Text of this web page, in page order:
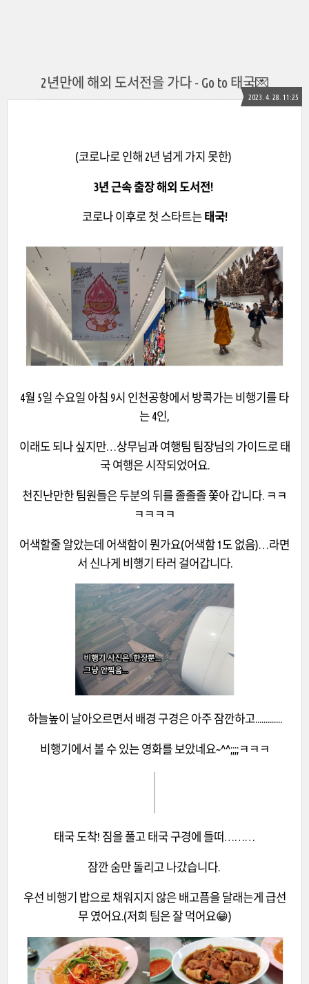
2년만에 해외 도서전을 가다 - Go to 태국💌
2023. 4. 28. 11:25
(코로나로 인해 2년 넘게 가지 못한)
3년 근속 출장 해외 도서전!
코로나 이후로 첫 스타트는 태국!
4월 5일 수요일 아침 9시 인천공항에서 방콕가는 비행기를 타
는 4인,
이래도 되나 싶지만…상무님과 여행팀 팀장님의 가이드로 태
국 여행은 시작되었어요.
천진난만한 팀원들은 두분의 뒤를 졸졸졸 쫓아 갑니다. ㅋㅋ
ㅋㅋㅋㅋ
어색할줄 알았는데 어색함이 뭔가요(어색함 1도 없음)…라면
서 신나게 비행기 타러 걸어갑니다.
하늘높이 날아오르면서 배경 구경은 아주 잠깐하고.............
비행기에서 볼 수 있는 영화를 보았네요~^^;;;;ㅋㅋㅋ
태국 도착! 짐을 풀고 태국 구경에 들떠………
잠깐 숨만 돌리고 나갔습니다.
우선 비행기 밥으로 채워지지 않은 배고픔을 달래는게 급선
무 였어요.(저희 팀은 잘 먹어요😁)